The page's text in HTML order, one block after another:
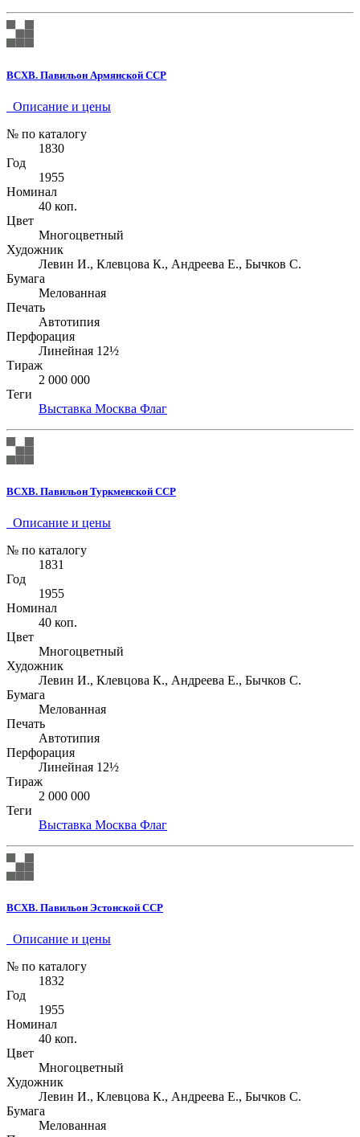
ВСХВ. Павильон Армянской ССР
Описание и цены
№ по каталогу
1830
Год
1955
Номинал
40 коп.
Цвет
Многоцветный
Художник
Левин И., Клевцова К., Андреева Е., Бычков С.
Бумага
Мелованная
Печать
Автотипия
Перфорация
Линейная 12½
Тираж
2 000 000
Теги
Выставка Москва Флаг
ВСХВ. Павильон Туркменской ССР
Описание и цены
№ по каталогу
1831
Год
1955
Номинал
40 коп.
Цвет
Многоцветный
Художник
Левин И., Клевцова К., Андреева Е., Бычков С.
Бумага
Мелованная
Печать
Автотипия
Перфорация
Линейная 12½
Тираж
2 000 000
Теги
Выставка Москва Флаг
ВСХВ. Павильон Эстонской ССР
Описание и цены
№ по каталогу
1832
Год
1955
Номинал
40 коп.
Цвет
Многоцветный
Художник
Левин И., Клевцова К., Андреева Е., Бычков С.
Бумага
Мелованная